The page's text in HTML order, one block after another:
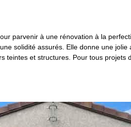
parvenir à une rénovation à la
solidité assurés. Elle donne une jolie
teintes et structures. Pour tous projets